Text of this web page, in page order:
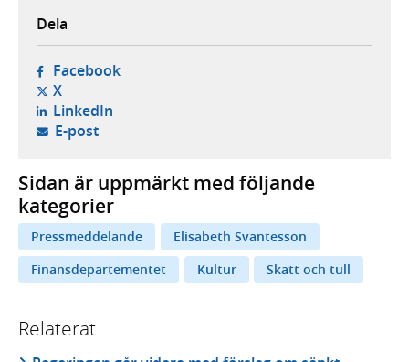
Dela
Facebook- öppnas i ny flik, extern webbplats,
X- öppnas i ny flik, extern webbplats,
LinkedIn- öppnas i ny flik, extern webbplats,
E-post- öppnar din e-postklient,
Sidan är uppmärkt med följande
kategorier
Pressmeddelande
Elisabeth Svantesson
Finansdepartementet
Kultur Skatt och tull
Relaterat